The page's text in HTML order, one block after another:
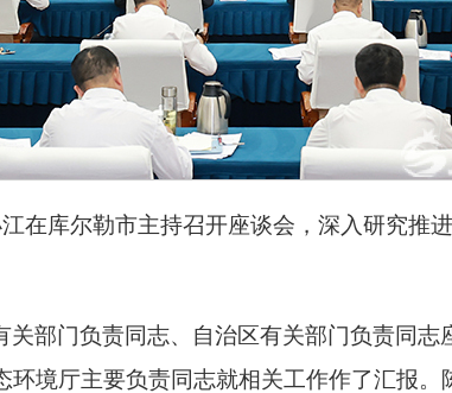
在库尔勒市主持召开座谈会，深入研究推
关部门负责同志、自治区有关部门负责同
境厅主要负责同志就相关工作作了汇报。